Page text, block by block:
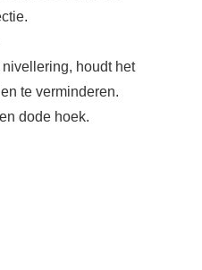
houdt het
te verminderen.
dode hoek.